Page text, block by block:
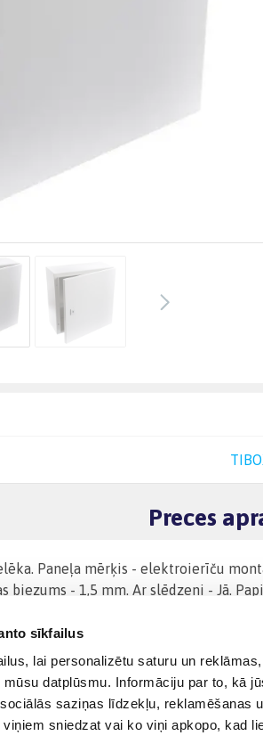
sīkfailus
lai personalizētu saturu un
datplūsmu. Informāciju par to, kā
saziņas līdzekļu, reklamēšanas
sniedzat vai ko viņi apkopo, kad
Preces
Paneļa mērķis - elektroierīču
biezums - 1,5 mm. Ar slēdzeni - Jā.